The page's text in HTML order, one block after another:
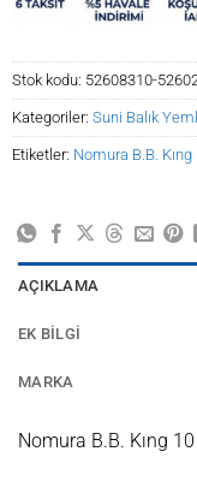
Stok kodu: 52608310-
Kategoriler: Suni Balık
Etiketler: Nomura B.B.
AÇIKLAMA
EK BILGI
MARKA
Nomura B.B. Kıng